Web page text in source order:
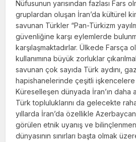
Nüfusunun yarısından fazlası Fars
gruplardan oluşan İran’da kültü­rel
savunan Türkler “Pan-Türkizm
gü­venliğine karşı eylemlerde
karşılaşmaktadırlar. Ülkede Farsça
kullanımına büyük zorluk­lar
savunan çok sayıda Türk aydını,
hapishanelerinde çeşitli işkencelere
Küreselleşen dünyada İran’ın daha
Türk topluluklarını da gelecekte
yıllarda İran’da özellikle
görülen etnik uyanış ve
dünyasının sınırları başta olmak